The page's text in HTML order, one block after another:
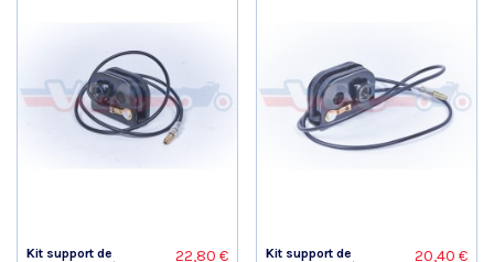
Kit support de
22,80 €
Kit support de
20,40 €